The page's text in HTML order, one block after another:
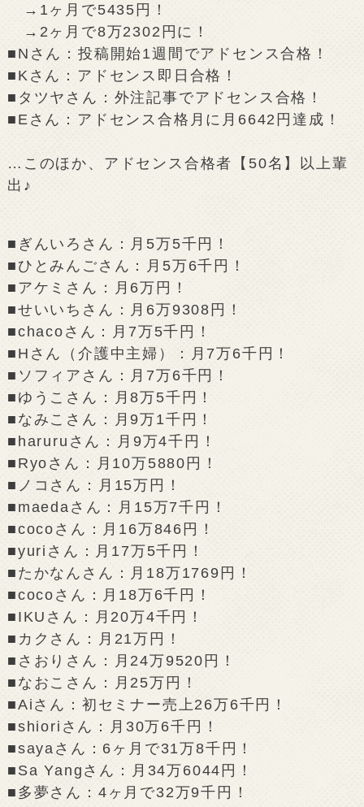
→1ヶ月で5435円！
→2ヶ月で8万2302円に！
■Nさん：投稿開始1週間でアドセンス合格！
■Kさん：アドセンス即日合格！
■タツヤさん：外注記事でアドセンス合格！
■Eさん：アドセンス合格月に月6642円達成！
…このほか、アドセンス合格者【50名】以上輩
出♪
■ぎんいろさん：月5万5千円！
■ひとみんごさん：月5万6千円！
■アケミさん：月6万円！
■せいいちさん：月6万9308円！
■chacoさん：月7万5千円！
■Hさん（介護中主婦）：月7万6千円！
■ソフィアさん：月7万6千円！
■ゆうこさん：月8万5千円！
■なみこさん：月9万1千円！
■haruruさん：月9万4千円！
■Ryoさん：月10万5880円！
■ノコさん：月15万円！
■maedaさん：月15万7千円！
■cocoさん：月16万846円！
■yuriさん：月17万5千円！
■たかなんさん：月18万1769円！
■cocoさん：月18万6千円！
■IKUさん：月20万4千円！
■カクさん：月21万円！
■さおりさん：月24万9520円！
■なおこさん：月25万円！
■Aiさん：初セミナー売上26万6千円！
■shioriさん：月30万6千円！
■sayaさん：6ヶ月で31万8千円！
■Sa Yangさん：月34万6044円！
■多夢さん：4ヶ月で32万9千円！